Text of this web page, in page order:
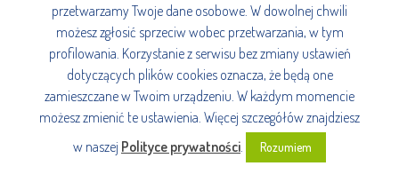
przetwarzamy Twoje dane osobowe. W dowolnej chwili
możesz zgłosić sprzeciw wobec przetwarzania, w tym
profilowania. Korzystanie z serwisu bez zmiany ustawień
dotyczących plików cookies oznacza, że będą one
zamieszczane w Twoim urządzeniu. W każdym momencie
możesz zmienić te ustawienia. Więcej szczegółów znajdziesz
w naszej Polityce prywatności. Rozumiem